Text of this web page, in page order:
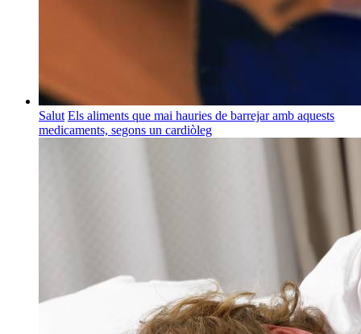
Salut Els aliments que mai hauries de barrejar amb aquests
medicaments, segons un cardiòleg